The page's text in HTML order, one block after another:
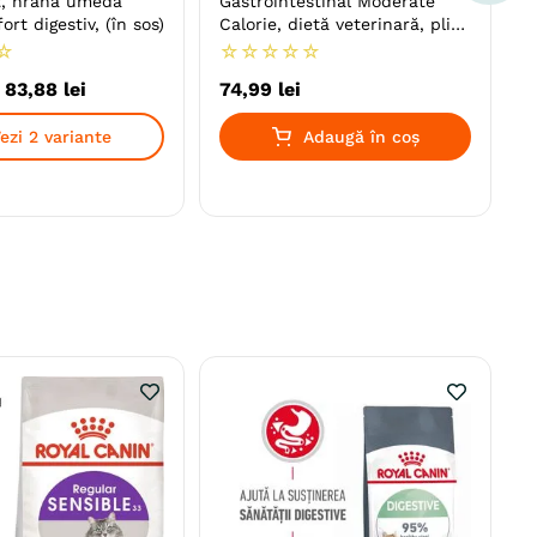
digestiv, (în sos)
83,88 lei
2 variante
Calorie, dietă veterinară, plic
hrană umedă pisici, sistem
12buc
☆ ☆ ☆ ☆ ☆
74,99 lei
Adaugă în coș